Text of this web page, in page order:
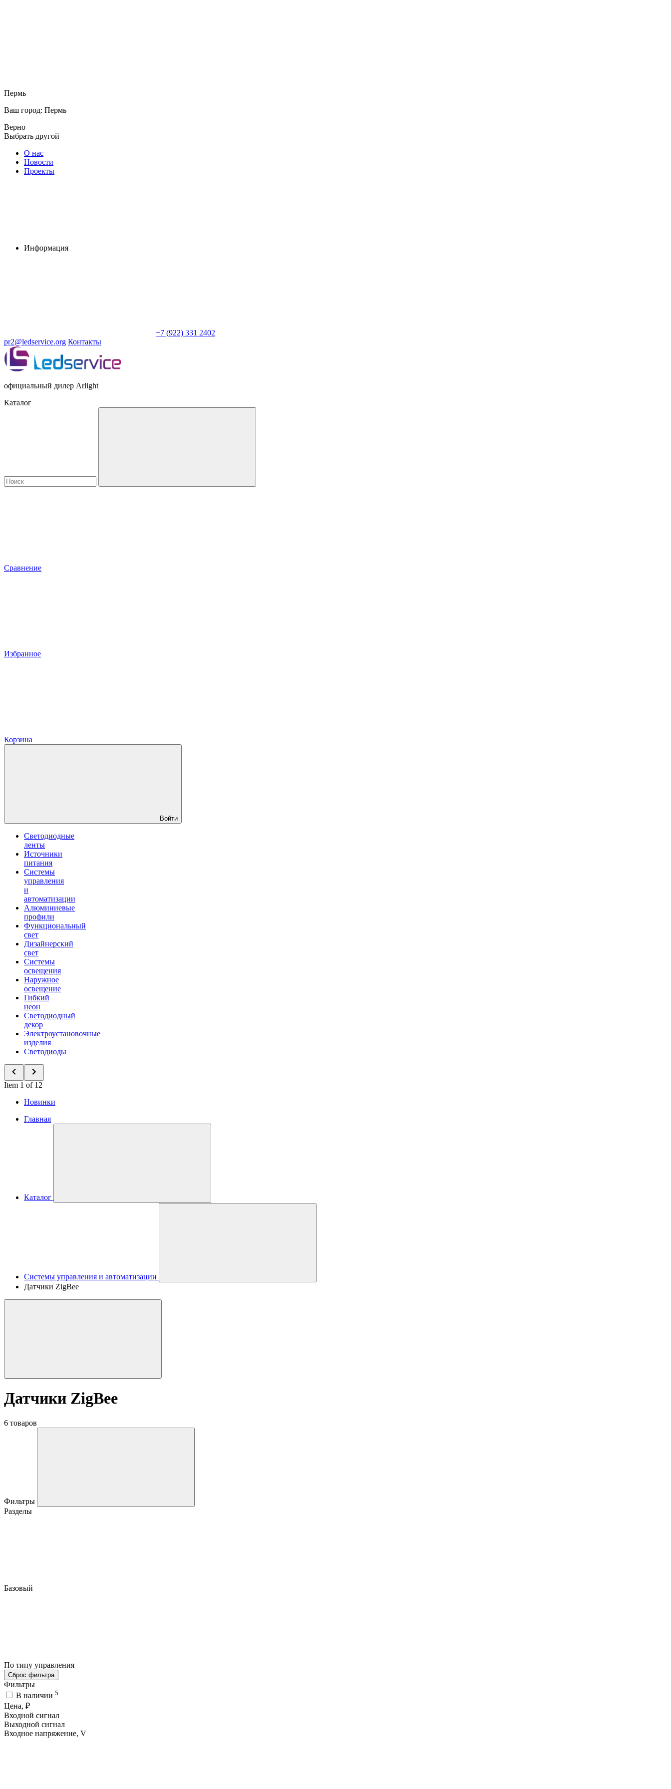
Пермь
Ваш город: Пермь
Верно
Выбрать другой
О нас
Новости
Проекты
Информация
+7 (922) 331 2402
pr2@ledservice.org Контакты
официальный дилер Arlight
Каталог
Сравнение
Избранное
Корзина
Войти
Светодиодные
ленты
Источники
питания
Системы
управления
и
автоматизации
Алюминиевые
профили
Функциональный
свет
Дизайнерский
свет
Системы
освещения
Наружное
освещение
Гибкий
неон
Светодиодный
декор
Электроустановочные
изделия
Светодиоды
Item 1 of 12
Новинки
Главная
Каталог
Системы управления и автоматизации
Датчики ZigBee
Датчики ZigBee
6 товаров
Фильтры
Разделы
Базовый
По типу управления
Сброс фильтра
Фильтры
В наличии 5
Цена, ₽
Входной сигнал
Выходной сигнал
Входное напряжение, V